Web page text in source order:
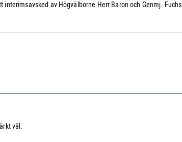
av Högvälborne Herr Baron och Genmj. Fuchs.
väl.